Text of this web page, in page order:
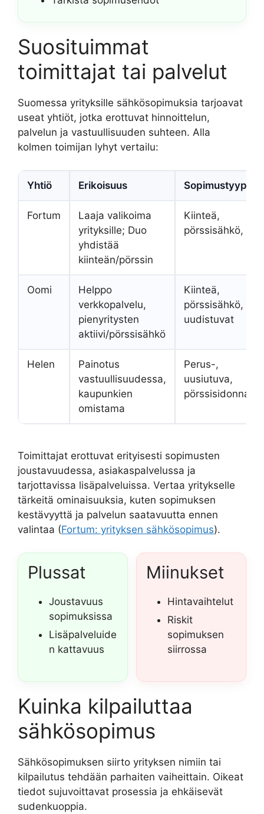
Suosituimmat
toimittajat tai palvelut
Suomessa yrityksille sähkösopimuksia tarjoavat
useat yhtiöt, jotka erottuvat hinnoittelun,
palvelun ja vastuullisuuden suhteen. Alla
kolmen toimijan lyhyt vertailu:
Yhtiö Erikoisuus Sopimustyypit
Fortum
Laaja valikoima
yrityksille; Duo
yhdistää
kiinteän/pörssin
Kiinteä,
pörssisähkö,
Oomi
Helppo
verkkopalvelu,
pienyritysten
aktiivi/pörssisähkö
Kiinteä,
pörssisähkö,
uudistuvat
Helen
Painotus
vastuullisuudessa,
kaupunkien
omistama
Perus-,
uusiutuva,
Toimittajat erottuvat erityisesti sopimusten
joustavuudessa, asiakaspalvelussa ja
tarjottavissa lisäpalveluissa. Vertaa yritykselle
tärkeitä ominaisuuksia, kuten sopimuksen
kestävyyttä ja palvelun saatavuutta ennen
valintaa (Fortum: yrityksen sähkösopimus).
Plussat
Joustavuus
sopimuksissa
Lisäpalveluide
n kattavuus
Miinukset
Hintavaihtelut
Riskit
sopimuksen
siirrossa
Kuinka kilpailuttaa
sähkösopimus
Sähkösopimuksen siirto yrityksen nimiin tai
kilpailutus tehdään parhaiten vaiheittain. Oikeat
tiedot sujuvoittavat prosessia ja ehkäisevät
sudenkuoppia.